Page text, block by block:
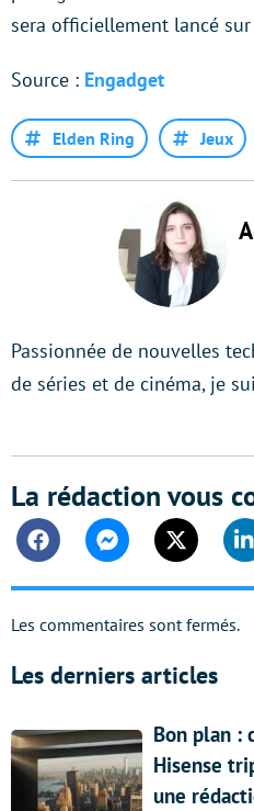
sera officiellement lancé sur
Source : Engadget
Elden Ring Jeux
Passionnée de nouvelles
de séries et de cinéma, je
La rédaction vous
FacebookMessengerTwitter
Les commentaires sont fermés.
Les derniers articles
Bon plan :
Hisense
une